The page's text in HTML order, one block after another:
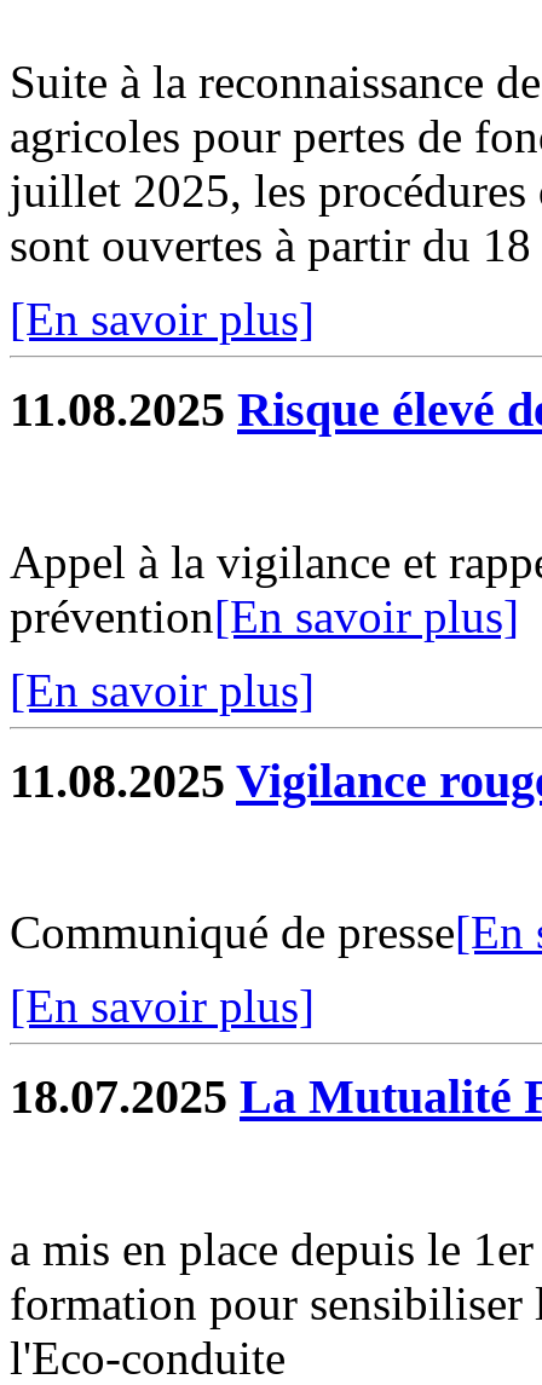
Suite à la reconnaissance
agricoles pour pertes de
juillet 2025, les procédures
sont ouvertes à partir du
[En savoir plus]
11.08.2025 Risque élevé
Appel à la vigilance et
prévention[En savoir plus]
[En savoir plus]
11.08.2025 Vigilance
Communiqué de presse[En
[En savoir plus]
18.07.2025 La Mutualité
a mis en place depuis le
formation pour sensibiliser
l'Eco-conduite